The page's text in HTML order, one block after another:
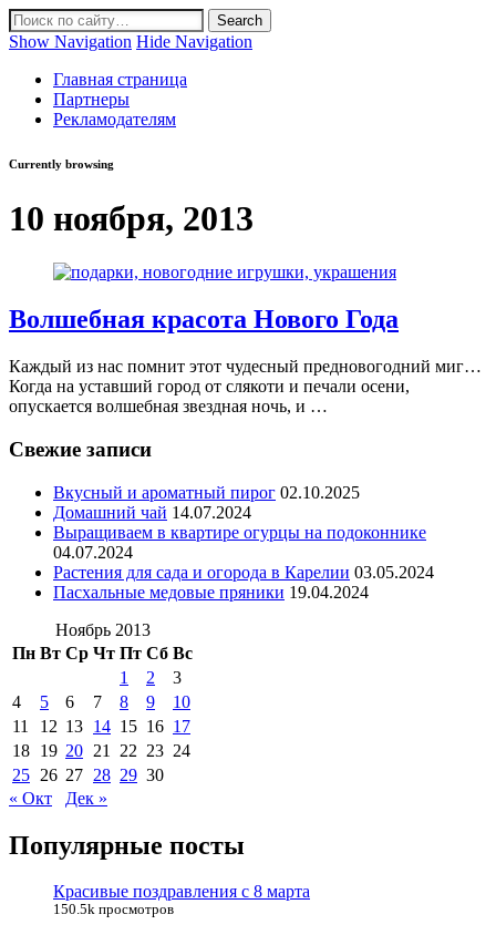
Show Navigation Hide Navigation
Главная страница
Партнеры
Рекламодателям
Currently browsing
10 ноября, 2013
Волшебная красота Нового Года
Каждый из нас помнит этот чудесный предновогодний миг…
Когда на уставший город от слякоти и печали осени,
опускается волшебная звездная ночь, и …
Свежие записи
Вкусный и ароматный пирог 02.10.2025
Домашний чай 14.07.2024
Выращиваем в квартире огурцы на подоконнике
04.07.2024
Растения для сада и огорода в Карелии 03.05.2024
Пасхальные медовые пряники 19.04.2024
Ноябрь 2013
Пн Вт Ср Чт Пт Сб Вс
1
2
3
4
5 6 7 8 9
10
11
12 13 14 15 16 17
18 19 20 21 22 23 24
25 26 27 28 29 30
« Окт
Дек »
Популярные посты
Красивые поздравления с 8 марта
150.5k просмотров